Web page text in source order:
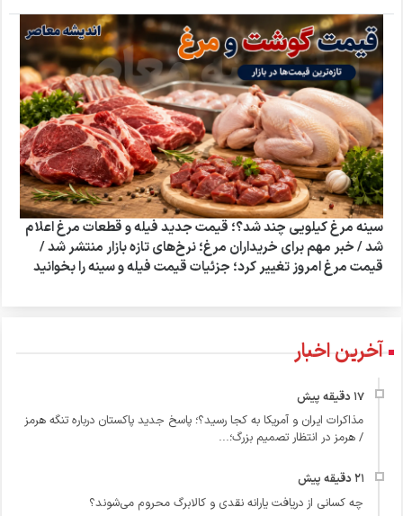
سینه مرغ کیلویی چند شد؟؛ قیمت جدید فیله و قطعات مرغ اعلام
شد / خبر مهم برای خریداران مرغ؛ نرخ‌های تازه بازار منتشر شد /
قیمت مرغ امروز تغییر کرد؛ جزئیات قیمت فیله و سینه را بخوانید
آخرین اخبار
مذاکرات ایران و آمریکا به کجا رسید؟؛ پاسخ جدید پاکستان درباره تنگه هرمز
/ هرمز در انتظار تصمیم بزرگ؛...
چه کسانی از دریافت یارانه نقدی و کالابرگ محروم می‌شوند؟